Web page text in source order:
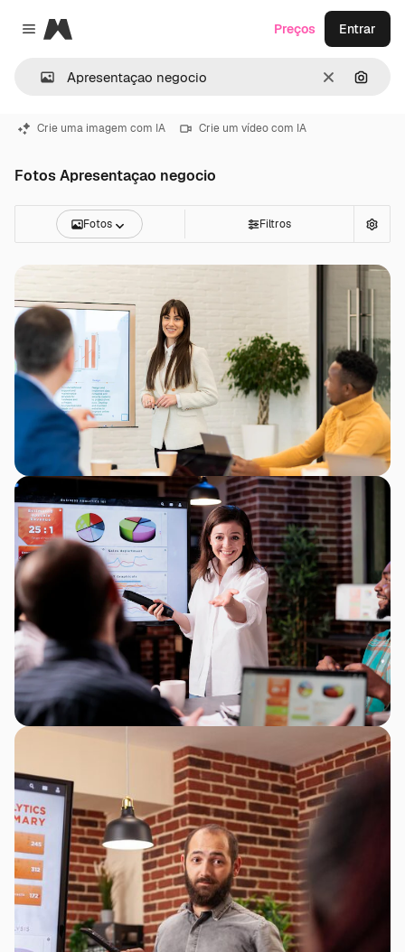
Close menu
Magnific
Limpar
Preços Entrar
Crie uma imagem com IA Crie um vídeo com IA
Fotos Apresentaçao negocio
Fotos Filtros